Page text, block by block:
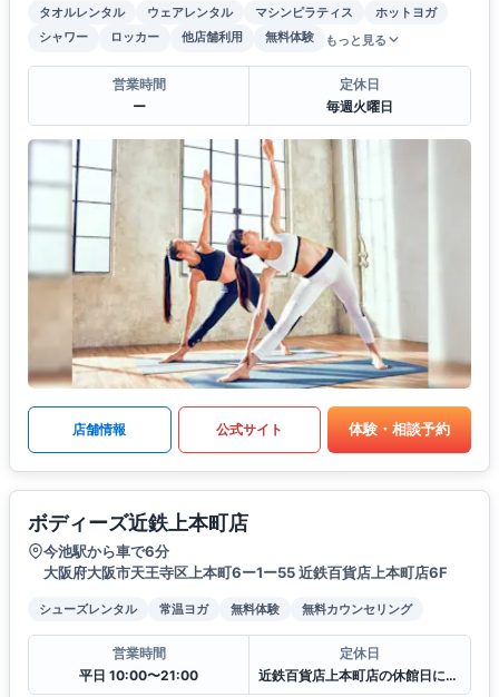
タオルレンタル ウェアレンタル マシンピラティス
ホットヨガ
シャワー
ロッカー 他店舗利用 無料体験 もっと見る
営業時間
ー
定休日
毎週火曜日
店舗情報 公式サイト 体験・相談予約
ボディーズ近鉄上本町店
今池駅から車で6分
大阪府大阪市天王寺区上本町6ー1ー55 近鉄百貨店上本町店6F
シューズレンタル 常温ヨガ 無料体験 無料カウンセリング
営業時間
平日 10:00〜21:00
定休日
近鉄百貨店上本町店の休館日に準ずる